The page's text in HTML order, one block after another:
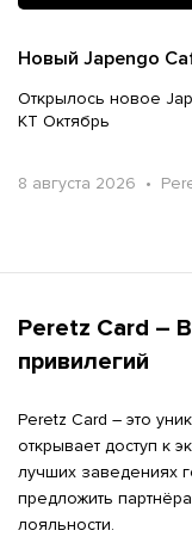
Новый Japengo
Открылось новое
КТ Октябрь
8 августа 2026 •
Peretz Card –
привилегий
Peretz Card – это
открывает доступ к
лучших заведениях
предложить
лояльности.